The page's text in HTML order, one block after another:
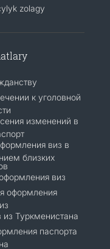
zolagy
к уголовной
изменений в
виз в
близких
виз
оформления
из Туркменистана
паспорта